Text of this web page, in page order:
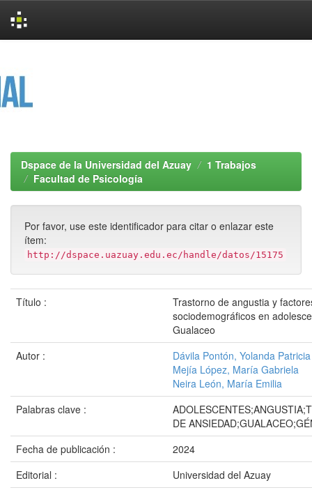
Dspace de la Universidad del Azuay
1 Trabajos
Facultad de Psicología
Por favor, use este identificador para citar o enlazar este
ítem:
http://dspace.uazuay.edu.ec/handle/datos/15175
Título :
Trastorno de angustia y
sociodemográficos en
Gualaceo
Autor :
Dávila Pontón, Yolanda Patricia
Mejía López, María Gabriela
Neira León, María Emilia
Palabras clave :
DE
Fecha de publicación :
2024
Editorial :
Universidad del Azuay